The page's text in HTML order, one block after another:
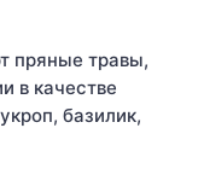
пряные травы,
в качестве
базилик,